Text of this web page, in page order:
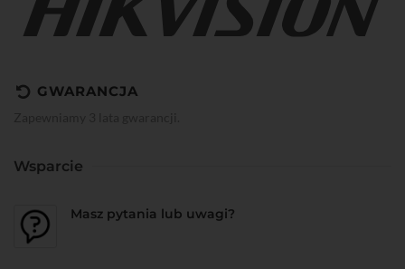
GWARANCJA
Wsparcie
Masz pytania lub uwagi?